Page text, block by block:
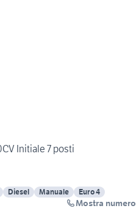
Initiale 7 posti
Diesel Manuale
Euro 4
Mostra numero